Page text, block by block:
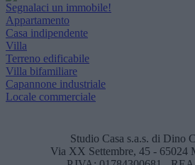
Segnalaci un immobile!
Appartamento
Casa indipendente
Villa
Terreno edificabile
Villa bifamiliare
Capannone industriale
Locale commerciale
Studio Casa s.a.s. di Dino
Via XX Settembre, 45 - 65024